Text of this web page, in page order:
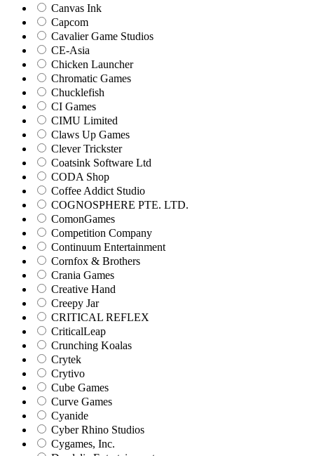
Canvas Ink
Capcom
Cavalier Game Studios
CE-Asia
Chicken Launcher
Chromatic Games
Chucklefish
CI Games
CIMU Limited
Claws Up Games
Clever Trickster
Coatsink Software Ltd
CODA Shop
Coffee Addict Studio
COGNOSPHERE PTE. LTD.
ComonGames
Competition Company
Continuum Entertainment
Cornfox & Brothers
Crania Games
Creative Hand
Creepy Jar
CRITICAL REFLEX
CriticalLeap
Crunching Koalas
Crytek
Crytivo
Cube Games
Curve Games
Cyanide
Cyber Rhino Studios
Cygames, Inc.